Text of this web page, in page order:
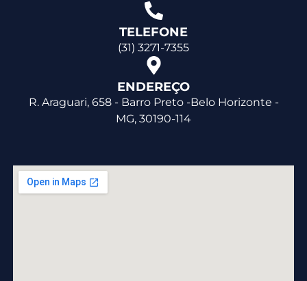
TELEFONE
(31) 3271-7355
ENDEREÇO
R. Araguari, 658 - Barro Preto -Belo Horizonte -
MG, 30190-114